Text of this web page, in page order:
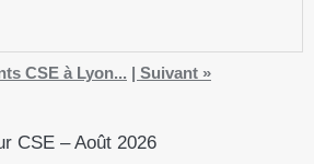
CSE à Lyon... | Suivant »
CSE – Août 2026